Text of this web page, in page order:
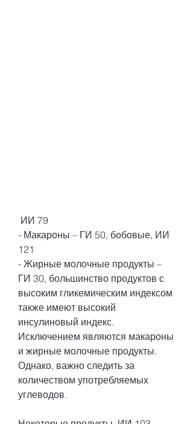
ИИ 79
- Макароны – ГИ 50, бобовые, ИИ
121
- Жирные молочные продукты –
ГИ 30, большинство продуктов с
высоким гликемическим индексом
также имеют высокий
инсулиновый индекс.
Исключением являются макароны
и жирные молочные продукты.
Однако, важно следить за
количеством употребляемых
углеводов.